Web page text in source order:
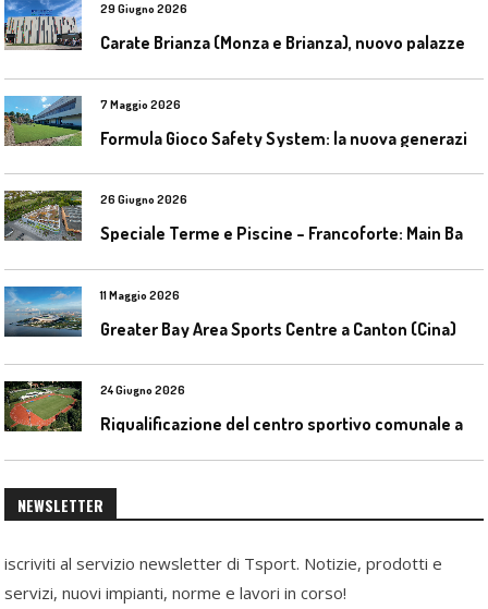
29 Giugno 2026
7 Maggio 2026
26 Giugno 2026
11 Maggio 2026
Greater Bay Area Sports Centre a Canton (Cina)
24 Giugno 2026
NEWSLETTER
iscriviti al servizio newsletter di Tsport. Notizie, prodotti e
servizi, nuovi impianti, norme e lavori in corso!